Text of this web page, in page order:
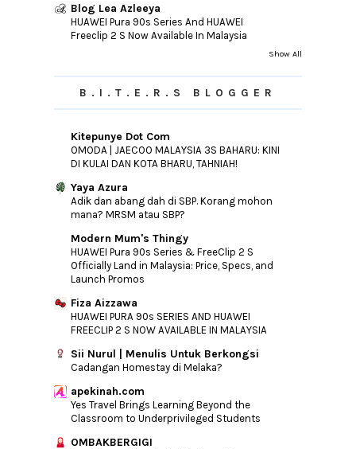
► 2011(10)
►2010(44)
Blog Lea Azleeya
HUAWEI Pura 90s Series And HUAWEI
Freeclip 2 S Now Available In Malaysia
Show All
B.I.T.E.R.S BLOGGER
Kitepunye Dot Com
OMODA | JAECOO MALAYSIA 3S BAHARU: KINI
DI KULAI DAN KOTA BHARU, TAHNIAH!
Yaya Azura
Adik dan abang dah di SBP. Korang mohon
mana? MRSM atau SBP?
Modern Mum's Thingy
HUAWEI Pura 90s Series & FreeClip 2 S
Officially Land in Malaysia: Price, Specs, and
Launch Promos
Fiza Aizzawa
HUAWEI PURA 90s SERIES AND HUAWEI
FREECLIP 2 S NOW AVAILABLE IN MALAYSIA
Sii Nurul | Menulis Untuk Berkongsi
Cadangan Homestay di Melaka?
apekinah.com
Yes Travel Brings Learning Beyond the
Classroom to Underprivileged Students
OMBAKBERGIGI